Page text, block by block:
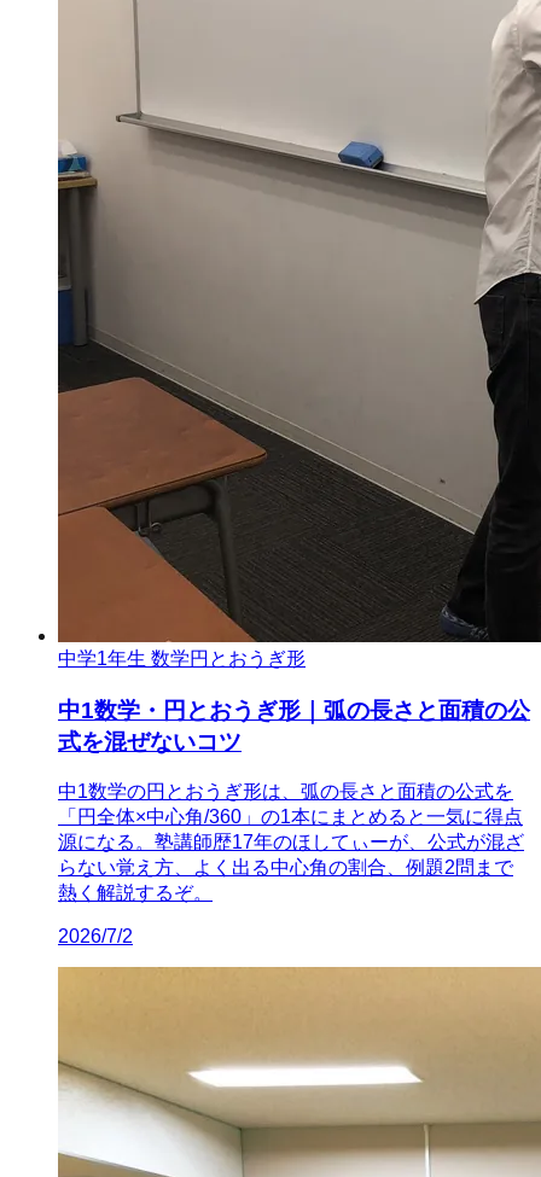
中学1年生 数学円とおうぎ形
中1数学・円とおうぎ形｜弧の長さと面積の公
式を混ぜないコツ
中1数学の円とおうぎ形は、弧の長さと面積の公式を
「円全体×中心角/360」の1本にまとめると一気に得点
源になる。塾講師歴17年のほしてぃーが、公式が混ざ
らない覚え方、よく出る中心角の割合、例題2問まで
熱く解説するぞ。
2026/7/2